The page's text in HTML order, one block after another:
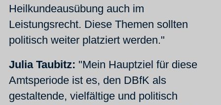
Heilkundeausübung auch im
Leistungsrecht. Diese Themen sollten
politisch weiter platziert werden."
Julia Taubitz: "Mein Hauptziel für diese
Amtsperiode ist es, den DBfK als
gestaltende, vielfältige und politisch